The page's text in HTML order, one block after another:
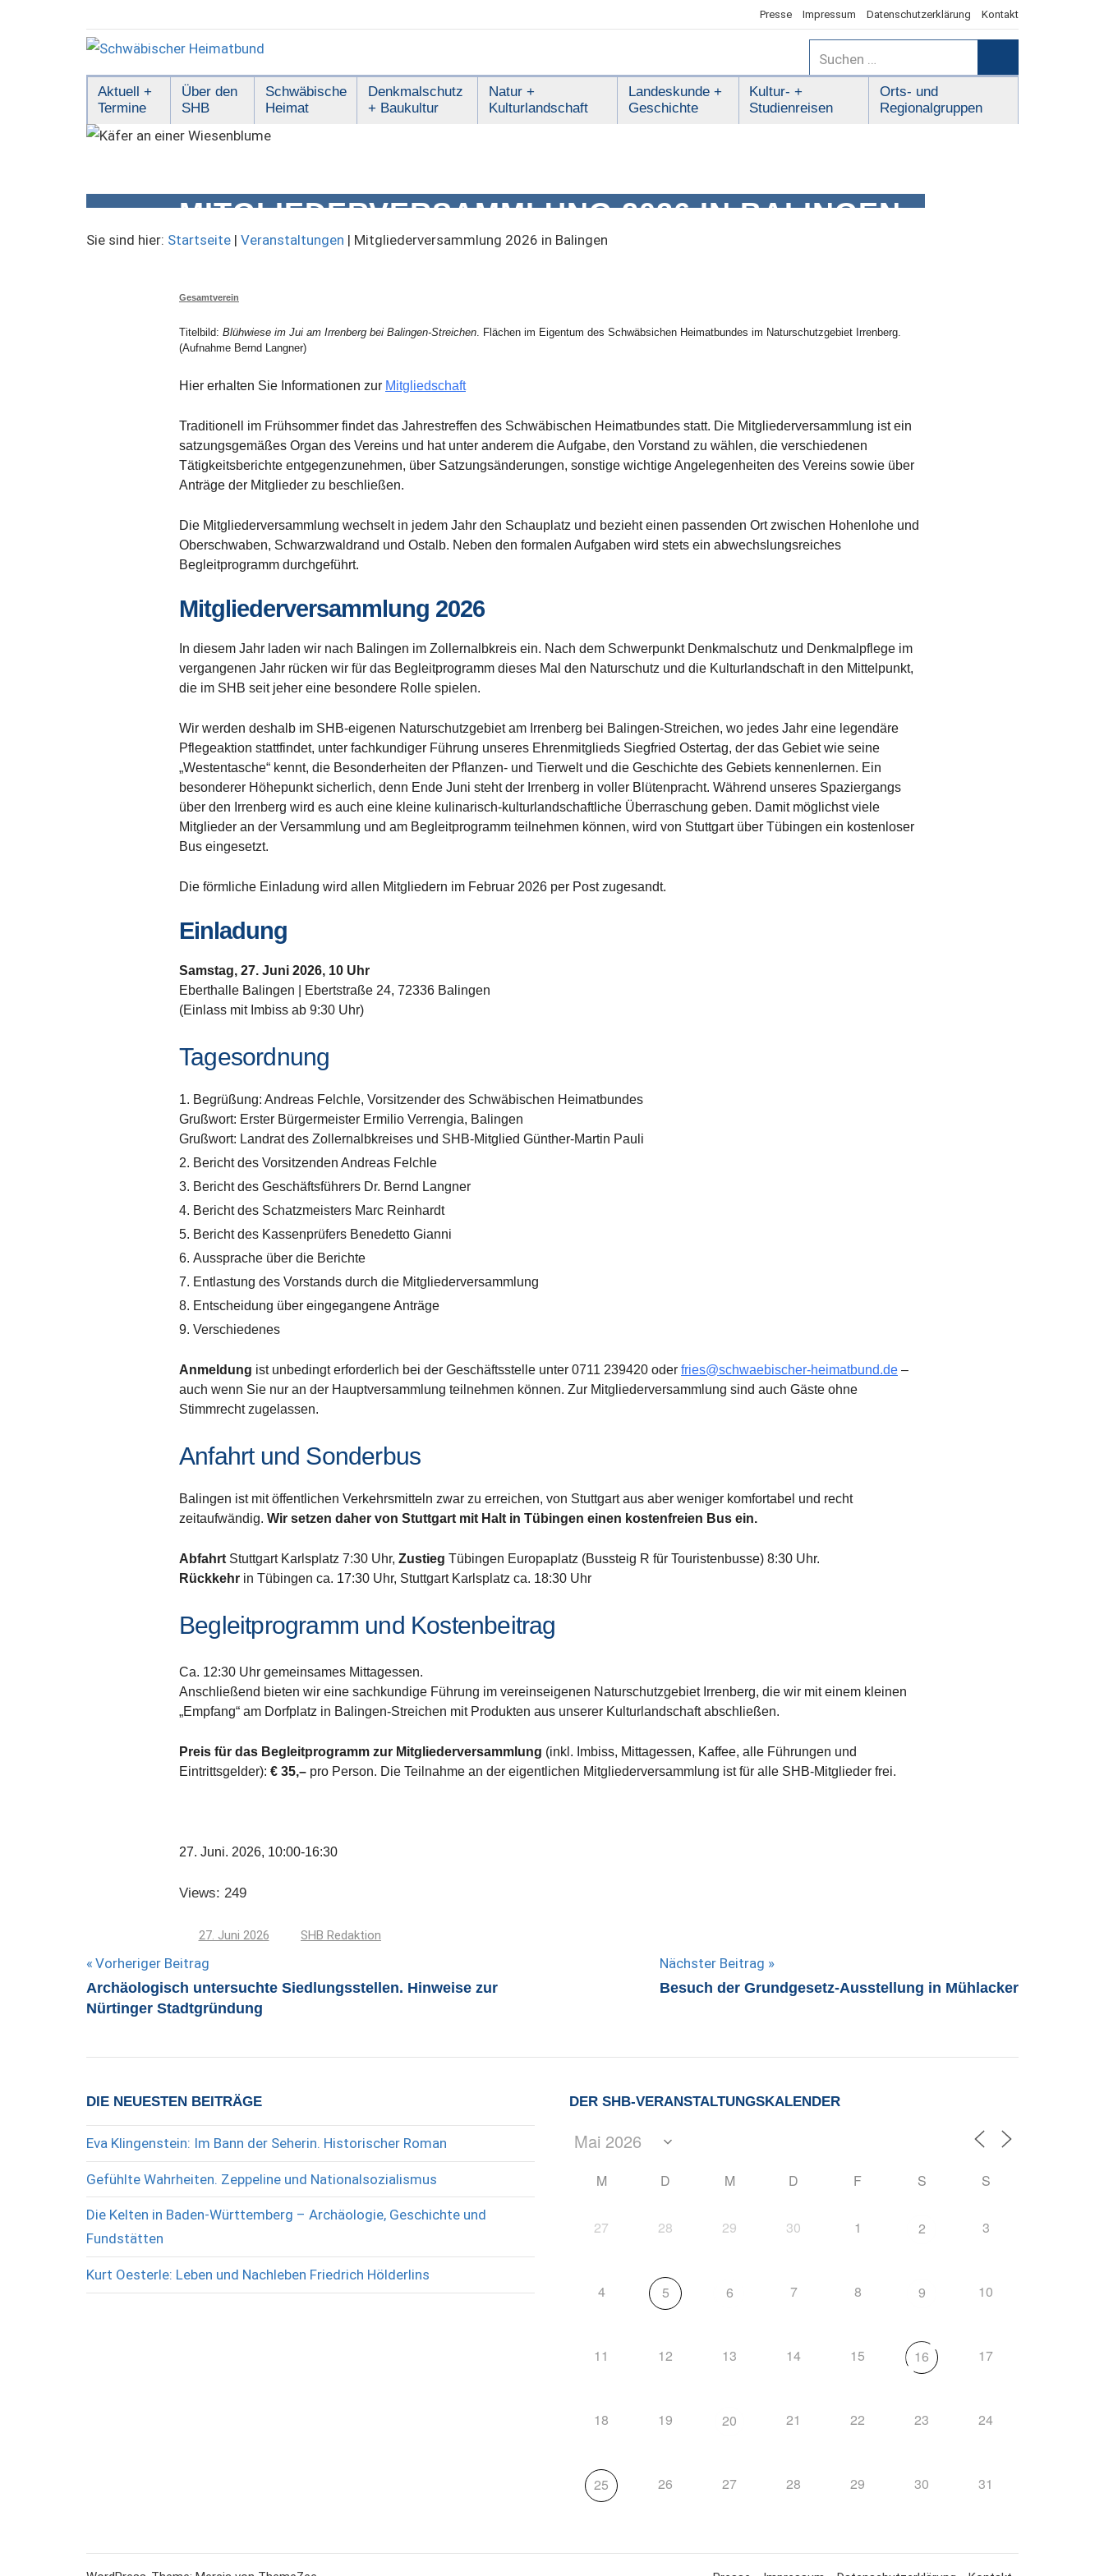
Presse Impressum Datenschutzerklärung Kontakt
Schwäbischer
Heimatbund
Suchen
nach:
Aktuell +
Termine
Über den
SHB
Schwäbische
Heimat
Denkmalschutz
+ Baukultur
Natur +
Kulturlandschaft
Landeskunde +
Geschichte
Kultur- +
Studienreisen
Orts- und
Regionalgruppen
MITGLIEDERVERSAMMLUNG 2026 IN BALINGEN
Sie sind hier: Startseite| Veranstaltungen | Mitgliederversammlung 2026 in Balingen
Gesamtverein
Titelbild: Blühwiese im Jui am Irrenberg bei Balingen-Streichen . Flächen im Eigentum des Schwäbsichen Heimatbundes im Naturschutzgebiet Irrenberg.
(Aufnahme Bernd Langner)
Hier erhalten Sie Informationen zur Mitgliedschaft
Traditionell im Frühsommer findet das Jahrestreffen des Schwäbischen Heimatbundes statt. Die Mitgliederversammlung ist ein
satzungsgemäßes Organ des Vereins und hat unter anderem die Aufgabe, den Vorstand zu wählen, die verschiedenen
Tätigkeitsberichte entgegenzunehmen, über Satzungsänderungen, sonstige wichtige Angelegenheiten des Vereins sowie über
Anträge der Mitglieder zu beschließen.
Die Mitgliederversammlung wechselt in jedem Jahr den Schauplatz und bezieht einen passenden Ort zwischen Hohenlohe und
Oberschwaben, Schwarzwaldrand und Ostalb. Neben den formalen Aufgaben wird stets ein abwechslungsreiches
Begleitprogramm durchgeführt.
Mitgliederversammlung 2026
In diesem Jahr laden wir nach Balingen im Zollernalbkreis ein. Nach dem Schwerpunkt Denkmalschutz und Denkmalpflege im
vergangenen Jahr rücken wir für das Begleitprogramm dieses Mal den Naturschutz und die Kulturlandschaft in den Mittelpunkt,
die im SHB seit jeher eine besondere Rolle spielen.
Wir werden deshalb im SHB-eigenen Naturschutzgebiet am Irrenberg bei Balingen-Streichen, wo jedes Jahr eine legendäre
Pflegeaktion stattfindet, unter fachkundiger Führung unseres Ehrenmitglieds Siegfried Ostertag, der das Gebiet wie seine
„Westentasche“ kennt, die Besonderheiten der Pflanzen- und Tierwelt und die Geschichte des Gebiets kennenlernen. Ein
besonderer Höhepunkt sicherlich, denn Ende Juni steht der Irrenberg in voller Blütenpracht. Während unseres Spaziergangs
über den Irrenberg wird es auch eine kleine kulinarisch-kulturlandschaftliche Überraschung geben. Damit möglichst viele
Mitglieder an der Versammlung und am Begleitprogramm teilnehmen können, wird von Stuttgart über Tübingen ein kostenloser
Bus eingesetzt.
Die förmliche Einladung wird allen Mitgliedern im Februar 2026 per Post zugesandt.
Einladung
Samstag, 27. Juni 2026, 10 Uhr
Eberthalle Balingen | Ebertstraße 24, 72336 Balingen
(Einlass mit Imbiss ab 9:30 Uhr)
Tagesordnung
Begrüßung: Andreas Felchle, Vorsitzender des Schwäbischen Heimatbundes
Grußwort: Erster Bürgermeister Ermilio Verrengia, Balingen
Grußwort: Landrat des Zollernalbkreises und SHB-Mitglied Günther-Martin Pauli
Bericht des Vorsitzenden Andreas Felchle
Bericht des Geschäftsführers Dr. Bernd Langner
Bericht des Schatzmeisters Marc Reinhardt
Bericht des Kassenprüfers Benedetto Gianni
Aussprache über die Berichte
Entlastung des Vorstands durch die Mitgliederversammlung
Entscheidung über eingegangene Anträge
Verschiedenes
Anmeldung ist unbedingt erforderlich bei der Geschäftsstelle unter 0711 239420 oder fries@schwaebischer-heimatbund.de –
auch wenn Sie nur an der Hauptversammlung teilnehmen können. Zur Mitgliederversammlung sind auch Gäste ohne
Stimmrecht zugelassen.
Anfahrt und Sonderbus
Balingen ist mit öffentlichen Verkehrsmitteln zwar zu erreichen, von Stuttgart aus aber weniger komfortabel und recht
zeitaufwändig. Wir setzen daher von Stuttgart mit Halt in Tübingen einen kostenfreien Bus ein.
Abfahrt Stuttgart Karlsplatz 7:30 Uhr, Zustieg Tübingen Europaplatz (Bussteig R für Touristenbusse) 8:30 Uhr.
Rückkehr in Tübingen ca. 17:30 Uhr, Stuttgart Karlsplatz ca. 18:30 Uhr
Begleitprogramm und Kostenbeitrag
Ca. 12:30 Uhr gemeinsames Mittagessen.
Anschließend bieten wir eine sachkundige Führung im vereinseigenen Naturschutzgebiet Irrenberg, die wir mit einem kleinen
„Empfang“ am Dorfplatz in Balingen-Streichen mit Produkten aus unserer Kulturlandschaft abschließen.
Preis für das Begleitprogramm zur Mitgliederversammlung (inkl. Imbiss, Mittagessen, Kaffee, alle Führungen und
Eintrittsgelder): € 35,– pro Person. Die Teilnahme an der eigentlichen Mitgliederversammlung ist für alle SHB-Mitglieder frei.
27. Juni. 2026, 10:00-16:30
Views: 249
27. Juni 2026 SHB Redaktion
Beitragsnavigation
Vorheriger Beitrag
Archäologisch untersuchte Siedlungsstellen. Hinweise zur
Nürtinger Stadtgründung
Nächster Beitrag
Besuch der Grundgesetz-Ausstellung in Mühlacker
DIE NEUESTEN BEITRÄGE
Eva Klingenstein: Im Bann der Seherin. Historischer Roman
Gefühlte Wahrheiten. Zeppeline und Nationalsozialismus
Die Kelten in Baden-Württemberg – Archäologie, Geschichte und
Fundstätten
Kurt Oesterle: Leben und Nachleben Friedrich Hölderlins
DER SHB-VERANSTALTUNGSKALENDER
M D M D F S S
27 28 29 30 1 2 3
4 5 6 7 8 9 10
11 12 13 14 15 16 17
18 19 20 21 22 23 24
25 26 27 28 29 30 31